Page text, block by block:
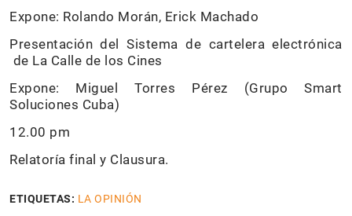
Expone: Rolando Morán, Erick Machado
Presentación del Sistema de cartelera electrónica
de La Calle de los Cines
Expone: Miguel Torres Pérez (Grupo Smart
Soluciones Cuba)
12.00 pm
Relatoría final y Clausura.
ETIQUETAS: LA OPINIÓN